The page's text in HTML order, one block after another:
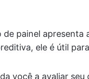
de painel apresenta
ele é útil
você a avaliar